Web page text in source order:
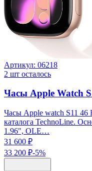
Артикул: 06218
2 шт осталось
Часы Apple Watch
Часы Apple watch S11
каталога TechnoLine.
1.96", OLE…
31 600 ₽
33 200 ₽-5%